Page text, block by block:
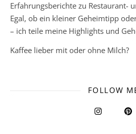
Erfahrungsberichte zu Restaurant-
Egal, ob ein kleiner Geheimtipp
– ich teile meine Highlights und
Kaffee lieber mit oder ohne Milch?
FOLLOW